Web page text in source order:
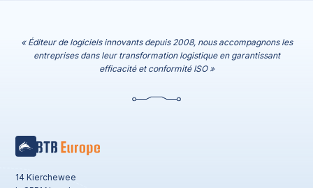
« Éditeur de logiciels innovants depuis 2008, nous accompagnons les
entreprises dans leur transformation logistique en garantissant
efficacité et conformité ISO »
14 Kierchewee